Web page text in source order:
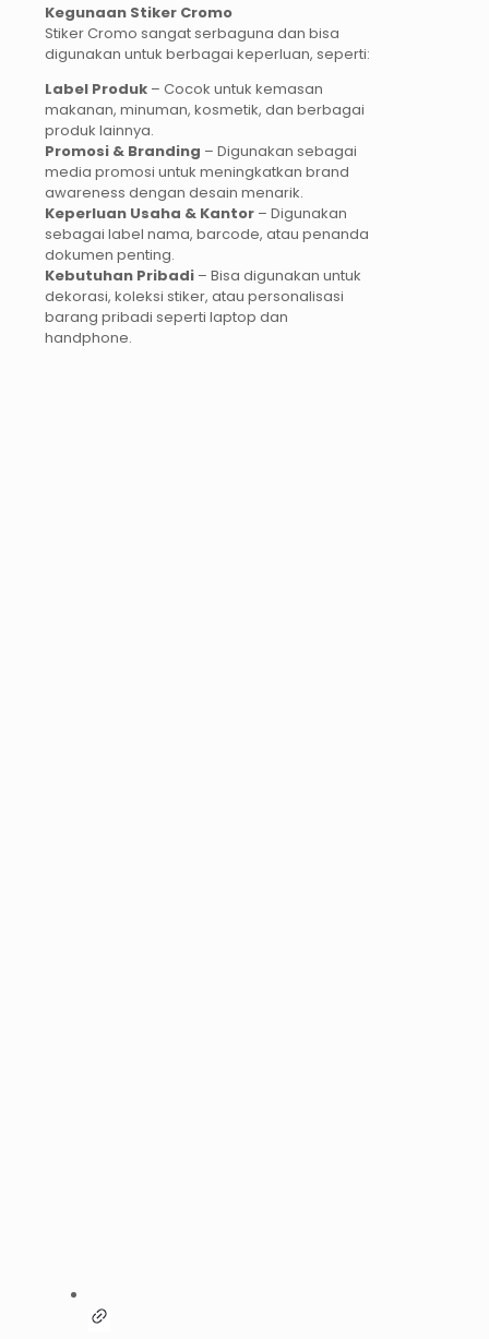
Kegunaan Stiker Cromo
Stiker Cromo sangat serbaguna dan bisa
digunakan untuk berbagai keperluan, seperti:
Label Produk – Cocok untuk kemasan
makanan, minuman, kosmetik, dan berbagai
produk lainnya.
Promosi & Branding – Digunakan sebagai
media promosi untuk meningkatkan brand
awareness dengan desain menarik.
Keperluan Usaha & Kantor – Digunakan
sebagai label nama, barcode, atau penanda
dokumen penting.
Kebutuhan Pribadi – Bisa digunakan untuk
dekorasi, koleksi stiker, atau personalisasi
barang pribadi seperti laptop dan
handphone.